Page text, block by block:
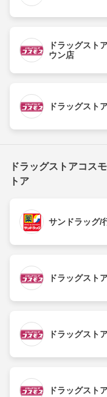
ドラッグスト
ウン店
ドラッグスト
ドラッグストアコス
トア
サンドラッグ/
ドラッグスト
ドラッグスト
ドラッグスト